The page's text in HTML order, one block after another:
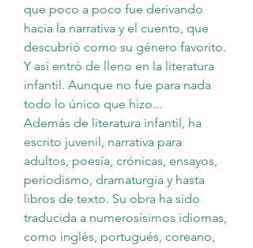
que poco a poco fue derivando
hacia la narrativa y el cuento, que
descubrió como su género favorito.
Y así entró de lleno en la literatura
infantil. Aunque no fue para nada
todo lo único que hizo...
Además de literatura infantil, ha
escrito juvenil, narrativa para
adultos, poesía, crónicas, ensayos,
periodismo, dramaturgia y hasta
libros de texto. Su obra ha sido
traducida a numerosísimos idiomas,
como inglés, portugués, coreano,